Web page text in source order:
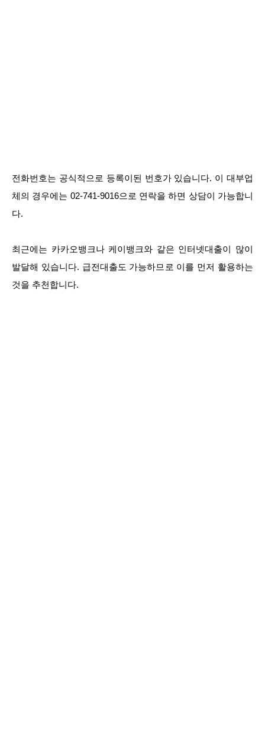
전화번호는 공식적으로 등록이된 번호가 있습니다. 이 대부업
체의 경우에는 02-741-9016으로 연락을 하면 상담이 가능합니
다.
최근에는 카카오뱅크나 케이뱅크와 같은 인터넷대출이 많이
발달해 있습니다. 급전대출도 가능하므로 이를 먼저 활용하는
것을 추천합니다.